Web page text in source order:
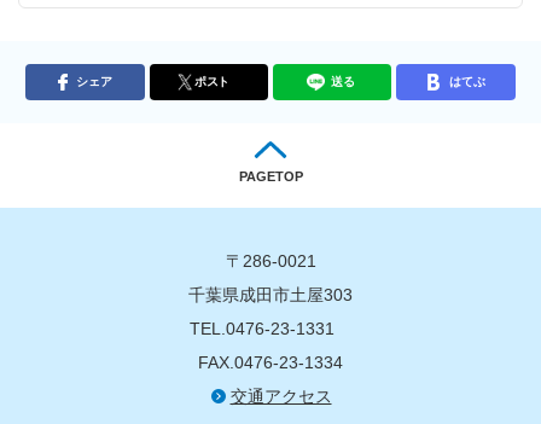
シェア ポスト 送る はてぶ
PAGETOP
〒286-0021
千葉県成田市土屋303
TEL.0476-23-1331
FAX.0476-23-1334
交通アクセス